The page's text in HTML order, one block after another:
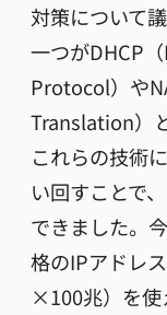
対策について
一つがDHCP
Protocol）や
Translation）
これらの技術
い回すことで
できました。
格のIPアドレ
×100兆）を使